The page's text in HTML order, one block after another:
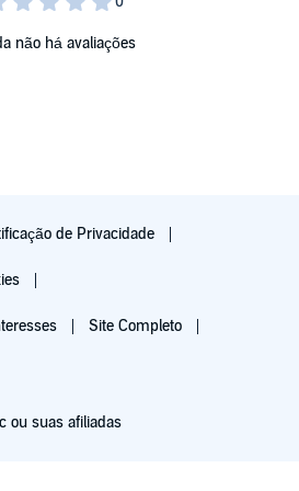
não há avaliações
de Privacidade
Site Completo
ou suas afiliadas